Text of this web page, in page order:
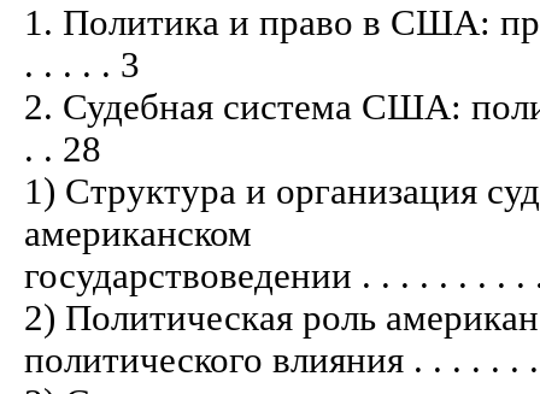
1. Политика и право в США:
. . . . . 3
2. Судебная система США:
. . 28
1) Структура и организация
американском
государствоведении . . . . . . . .
2) Политическая роль
политического влияния . . . . .